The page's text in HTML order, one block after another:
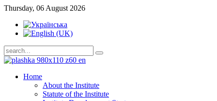
Thursday, 06 August 2026
Home
About the Institute
Statute of the Institute